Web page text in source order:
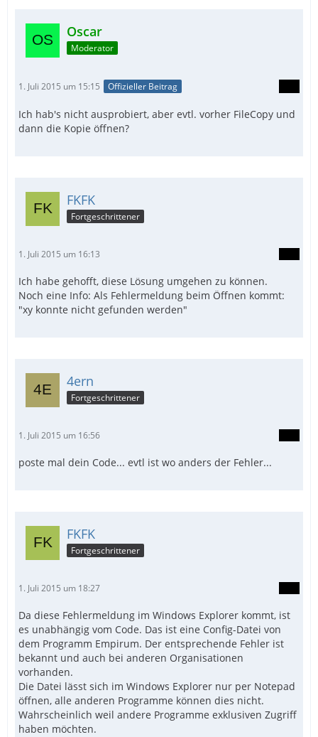
Oscar
Moderator
1. Juli 2015 um 15:15 Offizieller Beitrag
Ich hab's nicht ausprobiert, aber evtl. vorher FileCopy und
dann die Kopie öffnen?
FKFK
Fortgeschrittener
1. Juli 2015 um 16:13
Ich habe gehofft, diese Lösung umgehen zu können.
Noch eine Info: Als Fehlermeldung beim Öffnen kommt:
"xy konnte nicht gefunden werden"
4ern
Fortgeschrittener
1. Juli 2015 um 16:56
poste mal dein Code... evtl ist wo anders der Fehler...
FKFK
Fortgeschrittener
1. Juli 2015 um 18:27
Da diese Fehlermeldung im Windows Explorer kommt, ist
es unabhängig vom Code. Das ist eine Config-Datei von
dem Programm Empirum. Der entsprechende Fehler ist
bekannt und auch bei anderen Organisationen
vorhanden.
Die Datei lässt sich im Windows Explorer nur per Notepad
öffnen, alle anderen Programme können dies nicht.
Wahrscheinlich weil andere Programme exklusiven Zugriff
haben möchten.